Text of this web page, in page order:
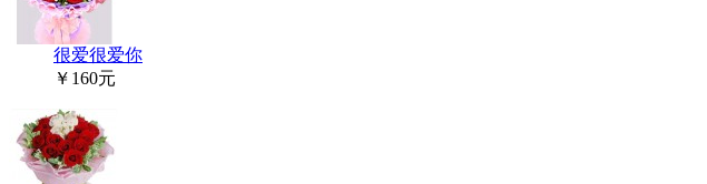
很爱很爱你
￥160元